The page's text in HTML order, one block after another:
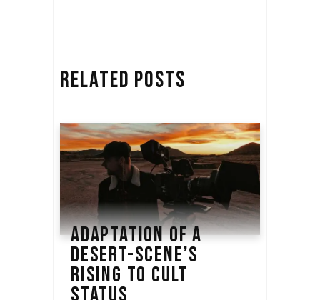
RELATED POSTS
ADAPTATION OF A
DESERT-SCENE’S
RISING TO CULT
STATUS